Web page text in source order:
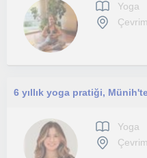
Yoga
Yoga